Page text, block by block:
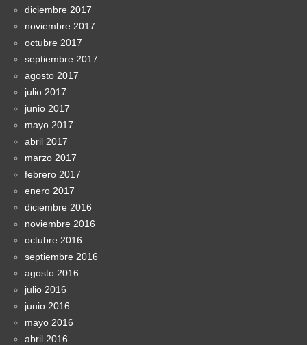
diciembre 2017
noviembre 2017
octubre 2017
septiembre 2017
agosto 2017
julio 2017
junio 2017
mayo 2017
abril 2017
marzo 2017
febrero 2017
enero 2017
diciembre 2016
noviembre 2016
octubre 2016
septiembre 2016
agosto 2016
julio 2016
junio 2016
mayo 2016
abril 2016